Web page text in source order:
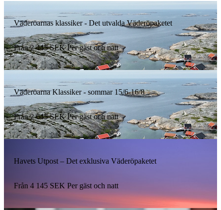
Väderöarnas klassiker - Det utvalda Väderöpaketet
Från 2 445 SEK Per gäst och natt
Väderöarna Klassiker - sommar 15/6-16/8
Från 2 645 SEK Per gäst och natt
Havets Utpost – Det exklusiva Väderöpaketet
Från 4 145 SEK Per gäst och natt